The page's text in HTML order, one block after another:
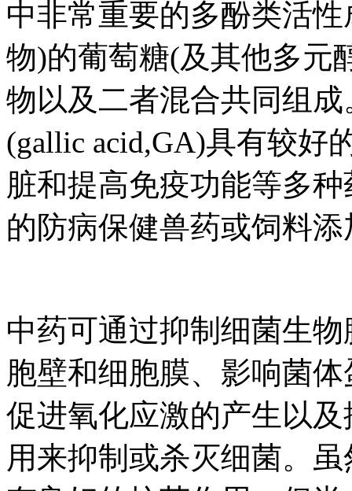
中非常重要的多酚类活
物)的葡萄糖(及其他多元
物以及二者混合共同组
(gallic acid,GA)具有较好
脏和提高免疫功能等多
的防病保健兽药或饲料
中药可通过抑制细菌生
胞壁和细胞膜、影响菌
促进氧化应激的产生以
用来抑制或杀灭细菌。